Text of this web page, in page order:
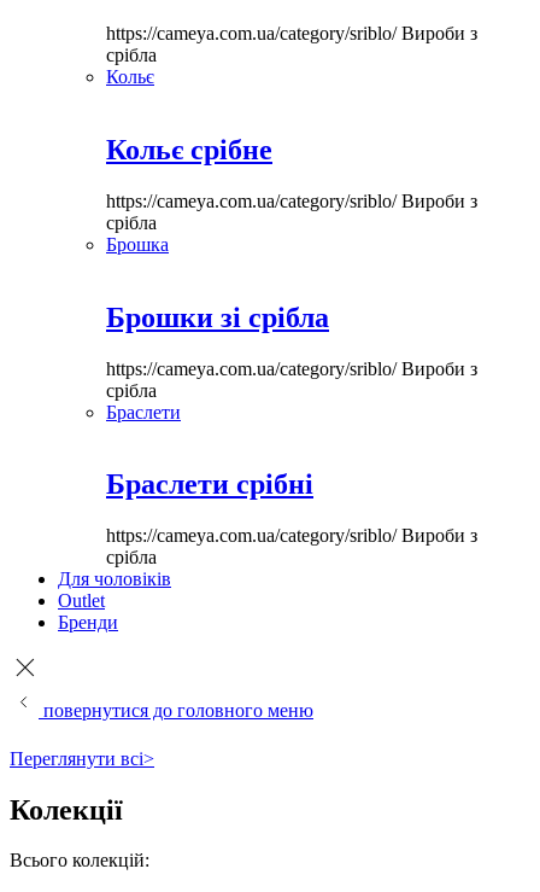
https://cameya.com.ua/category/sriblo/Вироби з
срібла
Кольє
Кольє срібне
https://cameya.com.ua/category/sriblo/Вироби з
срібла
Брошка
Брошки зі срібла
https://cameya.com.ua/category/sriblo/Вироби з
срібла
Браслети
Браслети срібні
https://cameya.com.ua/category/sriblo/Вироби з
срібла
Для чоловіків
Outlet
Бренди
повернутися до головного меню
Переглянути всі>
Колекції
Всього колекцій: